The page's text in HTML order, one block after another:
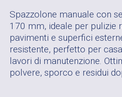
Spazzolone manuale con
170 mm, ideale per pulizie
pavimenti e superfici
resistente, perfetto per
lavori di manutenzione.
polvere, sporco e residui